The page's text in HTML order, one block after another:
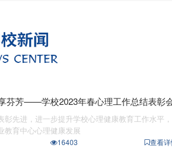
到注册公告
与管理和高星级饭店运营与管理专业面
年报报告
全管理员招聘启事
芬芳——学校2023年春心理工作总结表彰
彰先进，进一步提升学校心理健康教育工作水平
教育中心心理健康发展
16403 查看